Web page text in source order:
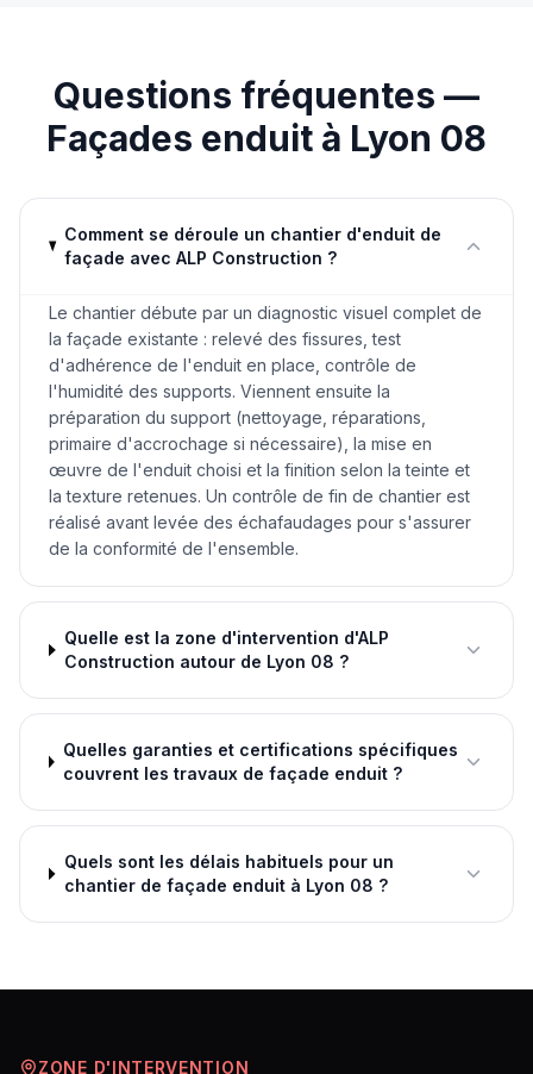
Questions fréquentes —
Façades enduit à Lyon 08
Comment se déroule un chantier d'enduit de
façade avec ALP Construction ?
Le chantier débute par un diagnostic visuel complet de
la façade existante : relevé des fissures, test
d'adhérence de l'enduit en place, contrôle de
l'humidité des supports. Viennent ensuite la
préparation du support (nettoyage, réparations,
primaire d'accrochage si nécessaire), la mise en
œuvre de l'enduit choisi et la finition selon la teinte et
la texture retenues. Un contrôle de fin de chantier est
réalisé avant levée des échafaudages pour s'assurer
de la conformité de l'ensemble.
Quelle est la zone d'intervention d'ALP
Construction autour de Lyon 08 ?
Quelles garanties et certifications spécifiques
couvrent les travaux de façade enduit ?
Quels sont les délais habituels pour un
chantier de façade enduit à Lyon 08 ?
ZONE D'INTERVENTION